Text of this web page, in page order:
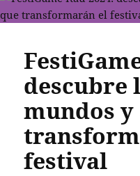
descubre
mundos
festival